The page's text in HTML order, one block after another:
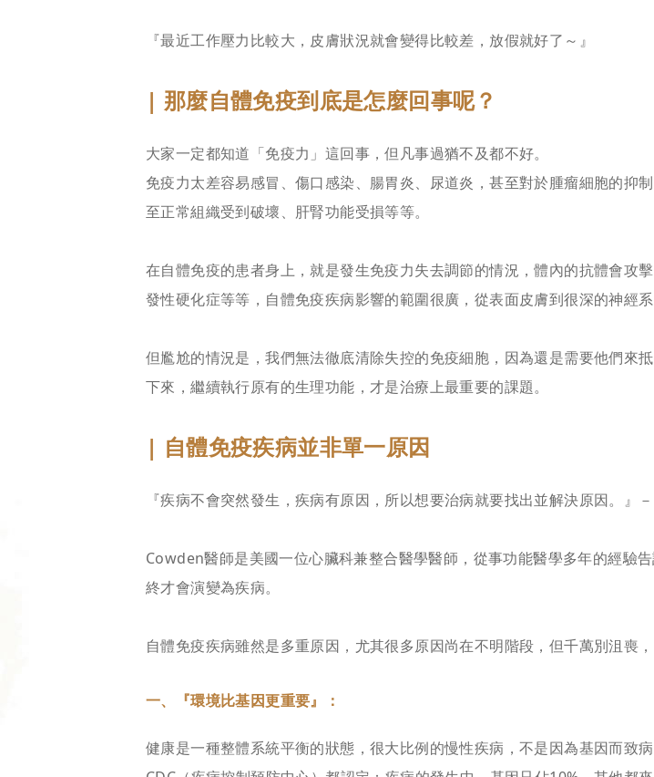
『最近工作壓力比較大，皮膚狀況就會變得比較差，放假就好了～』
| 那麼自體免疫到底是怎麼回事呢？
大家一定都知道「免疫力」這回事，但凡事過猶不及都不好。
免疫力太差容易感冒、傷口感染、腸胃炎、尿道炎，甚至對於腫瘤細胞的抑
至正常組織受到破壞、肝腎功能受損等等。
在自體免疫的患者身上，就是發生免疫力失去調節的情況，體內的抗體會攻
發性硬化症等等，自體免疫疾病影響的範圍很廣，從表面皮膚到很深的神經系
但尷尬的情況是，我們無法徹底清除失控的免疫細胞，因為還是需要他們來
下來，繼續執行原有的生理功能，才是治療上最重要的課題。
| 自體免疫疾病並非單一原因
『疾病不會突然發生，疾病有原因，所以想要治病就要找出並解決原因。
Cowden醫師是美國一位心臟科兼整合醫學醫師，從事功能醫學多年的經驗
終才會演變為疾病。
自體免疫疾病雖然是多重原因，尤其很多原因尚在不明階段，但千萬別沮喪
一、『環境比基因更重要』：
健康是一種整體系統平衡的狀態，很大比例的慢性疾病，不是因為基因而致